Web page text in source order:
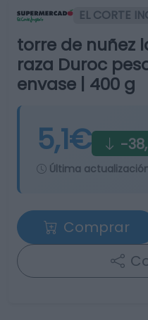
EL CORTE
torre de nuñez
raza Duroc
envase | 400 g
5,1€ -
Última
Comprar